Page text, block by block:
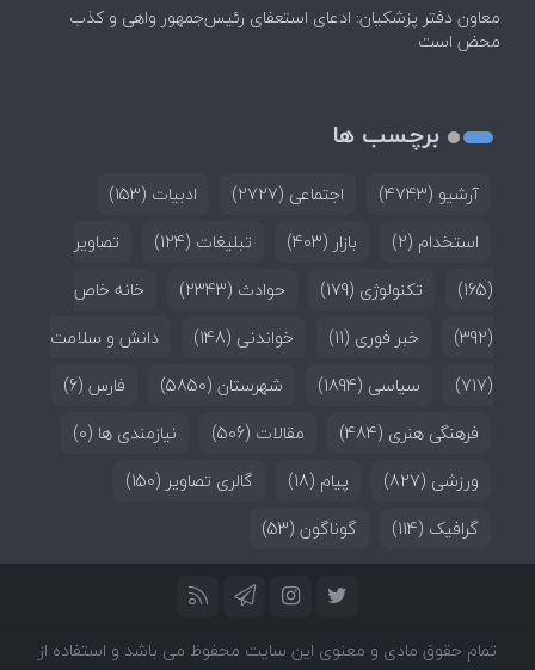
معاون دفتر پزشکیان: ادعای استعفای رئیس‌جمهور واهی و کذب
محض است
برچسب ها
آرشیو (4743) اجتماعی (2727) ادبیات (153)
استخدام (2) بازار (403) تبلیغات (124)
تصاویر
(165)
تکنولوژی (179) حوادث (2343)
خانه خاص
(392)
خبر فوری (11) خواندنی (148)
دانش و سلامت
(717)
سیاسی (1894) شهرستان (5850) فارس (6)
فرهنگی هنری (484) مقالات (506) نیازمندی ها (0)
ورزشی (827) پیام (18) گالری تصاویر (150)
گرافیک (114) گوناگون (53)
تمام حقوق مادی و معنوی این سایت محفوظ می باشد و استفاده از